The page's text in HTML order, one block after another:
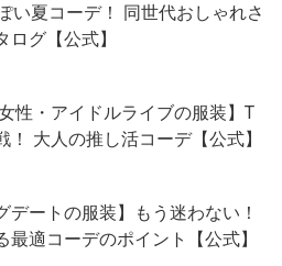
い夏コーデ！ 同世代おしゃれさ
ログ【公式】
性・アイドルライブの服装】T
！ 大人の推し活コーデ【公式】
デートの服装】もう迷わない！
最適コーデのポイント【公式】